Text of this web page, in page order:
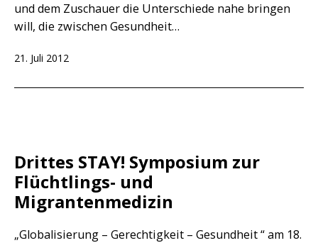
und dem Zuschauer die Unterschiede nahe bringen
will, die zwischen Gesundheit…
Veröffentlicht
21. Juli 2012
Drittes STAY! Symposium zur
Flüchtlings- und
Migrantenmedizin
„Globalisierung – Gerechtigkeit – Gesundheit “ am 18.